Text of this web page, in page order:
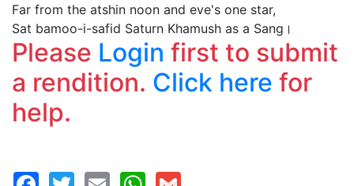
Far from the atshin noon and eve's one star,
Sat bamoo-i-safid Saturn Khamush as a Sang।
Please Login first to submit
a rendition. Click here for
help.